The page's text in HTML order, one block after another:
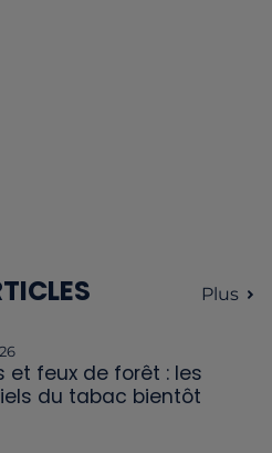
Plus
et feux de forêt : les
du tabac bientôt